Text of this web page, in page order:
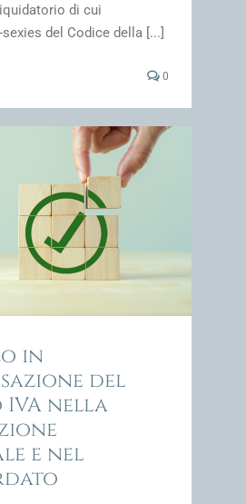
di cui
del Codice della [...]
0
in
del
nella
e nel